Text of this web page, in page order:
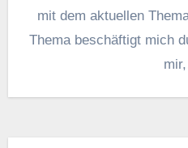
mit dem aktuellen
Thema beschäftigt mich